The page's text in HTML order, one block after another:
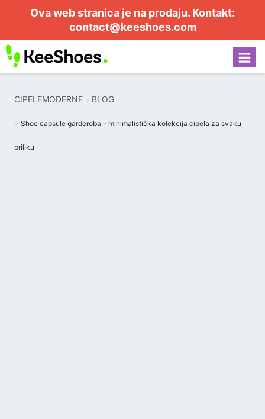
Ova web stranica je na prodaju. Kontakt:
contact@keeshoes.com
CIPELEMODERNE BLOG
Shoe capsule garderoba – minimalistička kolekcija cipela za svaku
priliku